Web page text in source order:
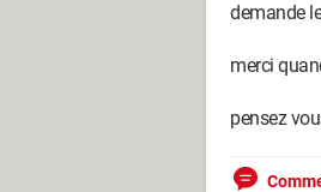
demande
merci
pensez